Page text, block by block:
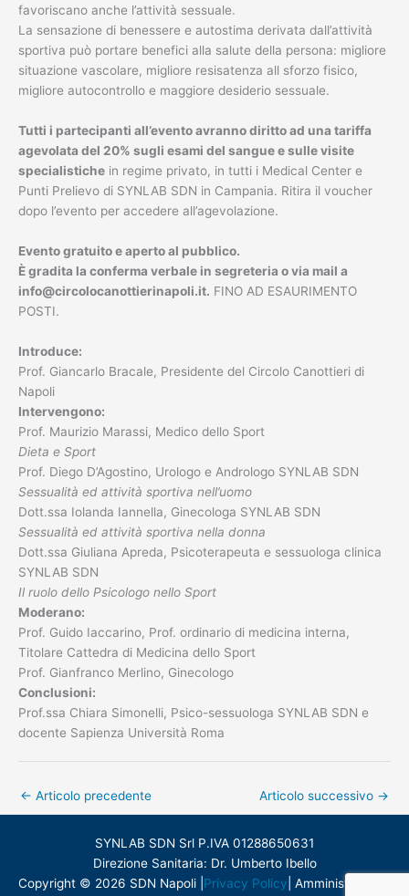
favoriscano anche l’attività sessuale.
La sensazione di benessere e autostima derivata dall’attività
sportiva può portare benefici alla salute della persona: migliore
situazione vascolare, migliore resisatenza all sforzo fisico,
migliore autocontrollo e maggiore desiderio sessuale.
Tutti i partecipanti all’evento avranno diritto ad una tariffa
agevolata del 20% sugli esami del sangue e sulle visite
specialistiche in regime privato, in tutti i Medical Center e
Punti Prelievo di SYNLAB SDN in Campania. Ritira il voucher
dopo l’evento per accedere all’agevolazione.
Evento gratuito e aperto al pubblico.
È gradita la conferma verbale in segreteria o via mail a
info@circolocanottierinapoli.it. FINO AD ESAURIMENTO
POSTI.
Introduce:
Prof. Giancarlo Bracale, Presidente del Circolo Canottieri di
Napoli
Intervengono:
Prof. Maurizio Marassi, Medico dello Sport
Dieta e Sport
Prof. Diego D’Agostino, Urologo e Andrologo SYNLAB SDN
Sessualità ed attività sportiva nell’uomo
Dott.ssa Iolanda Iannella, Ginecologa SYNLAB SDN
Sessualità ed attività sportiva nella donna
Dott.ssa Giuliana Apreda, Psicoterapeuta e sessuologa clinica
SYNLAB SDN
Il ruolo dello Psicologo nello Sport
Moderano:
Prof. Guido Iaccarino, Prof. ordinario di medicina interna,
Titolare Cattedra di Medicina dello Sport
Prof. Gianfranco Merlino, Ginecologo
Conclusioni:
Prof.ssa Chiara Simonelli, Psico-sessuologa SYNLAB SDN e
docente Sapienza Università Roma
← Articolo precedente Articolo successivo →
SYNLAB SDN Srl P.IVA 01288650631
Direzione Sanitaria: Dr. Umberto Ibello
Copyright © 2026 SDN Napoli | Privacy Policy Amministrazione